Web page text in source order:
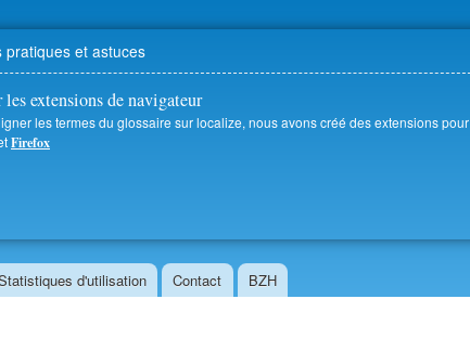
pratiques et astuces
extensions de navigateur
les termes du glossaire sur localize, nous avons créé des extensions pour
Firefox
d'utilisation Contact BZH